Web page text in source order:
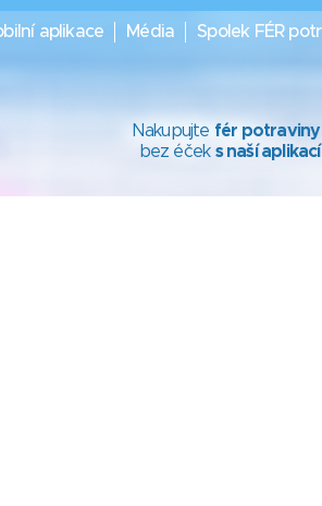
aplikace Média Spolek FÉR
Nakupujte fér potraviny
bez éček s naší aplikací